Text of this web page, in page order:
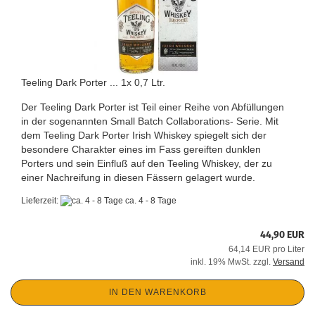
Teeling Dark Porter ... 1x 0,7 Ltr.
Der Teeling Dark Porter ist Teil einer Reihe von Abfüllungen
in der sogenannten Small Batch Collaborations- Serie. Mit
dem Teeling Dark Porter Irish Whiskey spiegelt sich der
besondere Charakter eines im Fass gereiften dunklen
Porters und sein Einfluß auf den Teeling Whiskey, der zu
einer Nachreifung in diesen Fässern gelagert wurde.
Lieferzeit: ca. 4 - 8 Tage
44,90 EUR
64,14 EUR pro Liter
inkl. 19% MwSt. zzgl. Versand
IN DEN WARENKORB